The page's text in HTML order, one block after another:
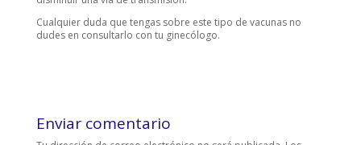
Cualquier duda que tengas sobre este tipo de vacunas no
dudes en consultarlo con tu ginecólogo.
Enviar comentario